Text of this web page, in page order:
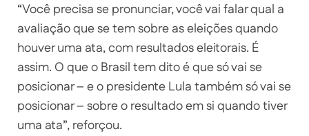
“Você precisa se pronunciar, você vai falar qual a
avaliação que se tem sobre as eleições quando
houver uma ata, com resultados eleitorais. É
assim. O que o Brasil tem dito é que só vai se
posicionar – e o presidente Lula também só vai se
posicionar – sobre o resultado em si quando tiver
uma ata”, reforçou.